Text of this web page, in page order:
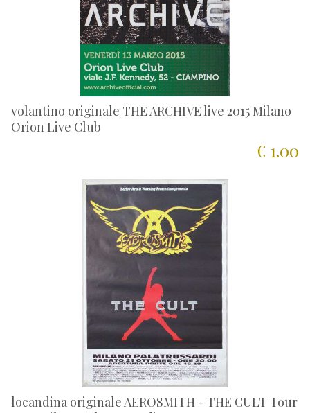
volantino originale THE ARCHIVE live 2015 Milano
Orion Live Club
€ 1.00
locandina originale AEROSMITH - THE CULT Tour